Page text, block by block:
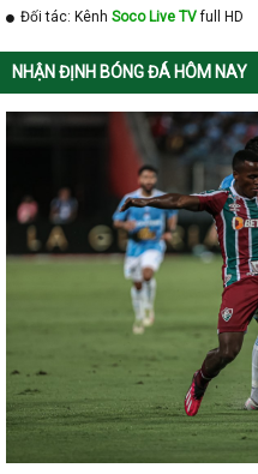
Đối tác: Kênh Soco Live TVfull HD
NHẬN ĐỊNH BÓNG ĐÁ HÔM NAY